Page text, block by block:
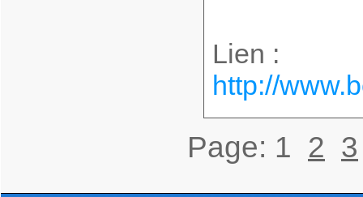
Lien :
http://
Page: 1 2 3